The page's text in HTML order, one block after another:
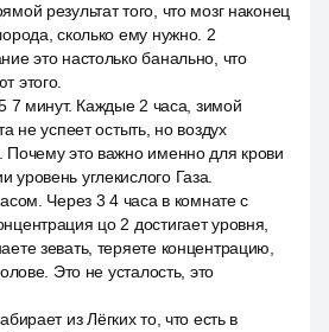
результат того, что мозг наконец
сколько ему нужно. 2
это настолько банально, что
этого.
7 минут. Каждые 2 часа, зимой
не успеет остыть, но воздух
Почему это важно именно для крови
углекислого Газа.
Через 3 4 часа в комнате с
цо 2 достигает уровня,
зевать, теряете концентрацию,
Это не усталость, это
из Лёгких то, что есть в